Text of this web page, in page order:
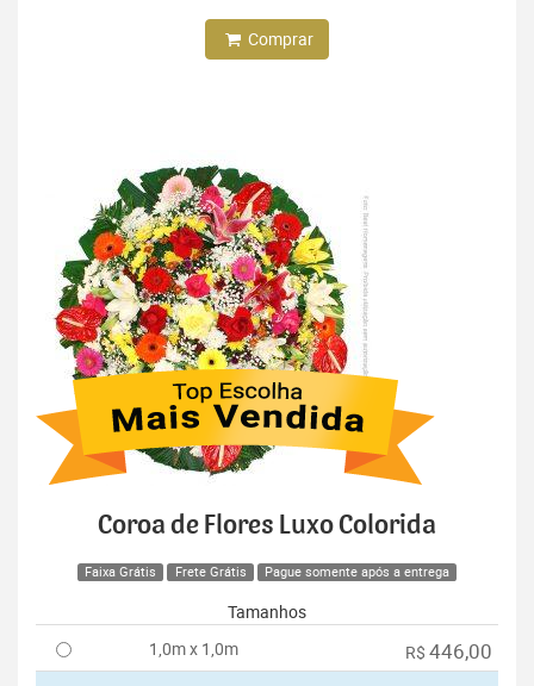
Comprar
Coroa de Flores Luxo Colorida
Faixa Grátis Frete Grátis Pague somente após a entrega
Tamanhos
1,0m x 1,0m
R$ 446,00